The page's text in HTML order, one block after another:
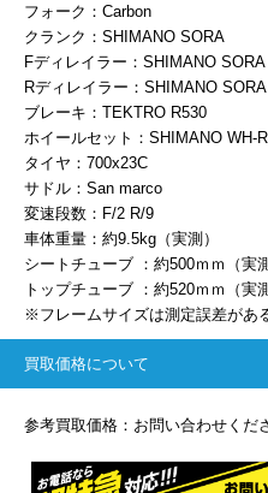
フォーク：Carbon
クランク：SHIMANO SORA
Fディレイラー：SHIMANO SORA
Rディレイラー：SHIMANO SORA
ブレーキ：TEKTRO R530
ホイールセット：SHIMANO WH-
タイヤ：700x23C
サドル：San marco
変速段数：F/2 R/9
車体重量：約9.5kg（実測）
シートチューブ ：約500ｍｍ（実測
トップチューブ ：約520ｍｍ（実測
※フレームサイズは測定誤差があ
買取価格について
参考買取価格：お問い合わせくだ